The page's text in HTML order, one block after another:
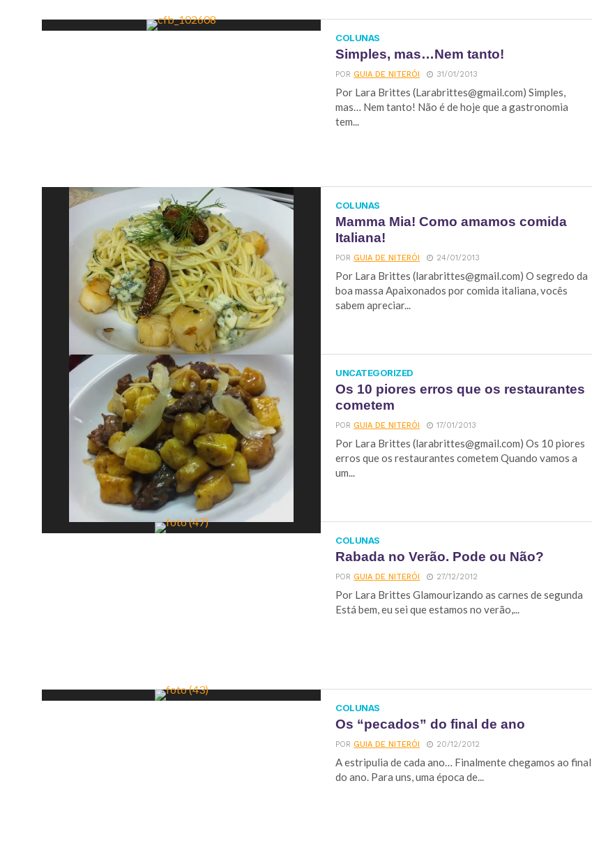
COLUNAS
Simples, mas…Nem tanto!
PORGUIA DE NITERÓI 31/01/2013
Por Lara Brittes (Larabrittes@gmail.com) Simples,
mas… Nem tanto! Não é de hoje que a gastronomia
tem...
COLUNAS
Mamma Mia! Como amamos comida
Italiana!
PORGUIA DE NITERÓI 24/01/2013
Por Lara Brittes (larabrittes@gmail.com) O segredo da
boa massa Apaixonados por comida italiana, vocês
sabem apreciar...
UNCATEGORIZED
Os 10 piores erros que os restaurantes
cometem
PORGUIA DE NITERÓI 17/01/2013
Por Lara Brittes (larabrittes@gmail.com) Os 10 piores
erros que os restaurantes cometem Quando vamos a
um...
COLUNAS
Rabada no Verão. Pode ou Não?
PORGUIA DE NITERÓI 27/12/2012
Por Lara Brittes Glamourizando as carnes de segunda
Está bem, eu sei que estamos no verão,...
COLUNAS
Os “pecados” do final de ano
PORGUIA DE NITERÓI 20/12/2012
A estripulia de cada ano… Finalmente chegamos ao final
do ano. Para uns, uma época de...